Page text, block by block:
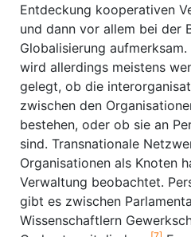
Entdeckung kooperativen
und dann vor allem bei der
Globalisierung
wird allerdings meistens
gelegt, ob die
zwischen den
bestehen, oder ob sie an
sind. Transnationale
Organisationen als Knoten
Verwaltung beobachtet.
gibt es zwischen
Wissenschaftlern